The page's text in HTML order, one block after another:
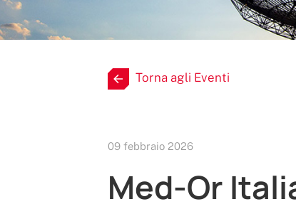
Torna agli Eventi
09 febbraio 2026
Med-Or